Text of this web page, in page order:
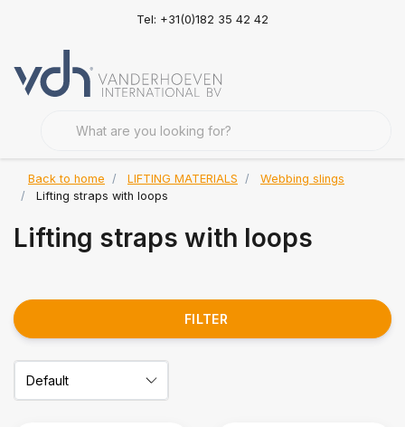
Tel: +31(0)182 35 42 42
Back to home LIFTING MATERIALS
Webbing slings
Lifting straps with loops
Lifting straps with loops
FILTER